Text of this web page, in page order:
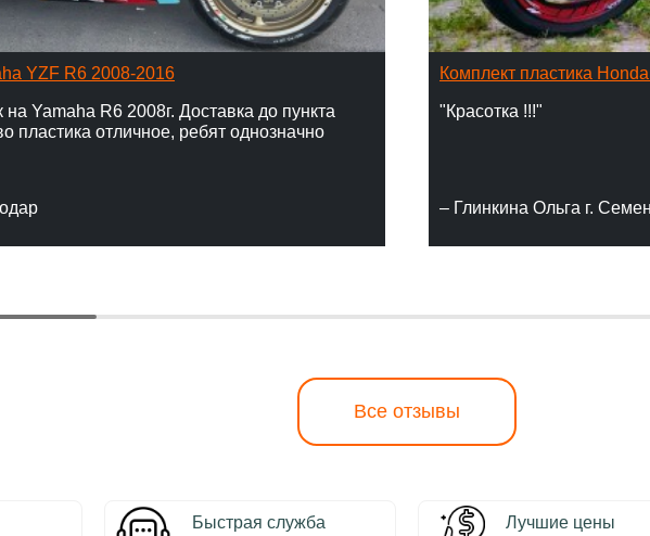
YZF R6 2008-2016
на Yamaha R6 2008г. Доставка до пункта
пластика отличное, ребят однозначно
Комплект пластика
"Красотка !!!"
– Глинкина Ольга г.
Все отзывы
Быстрая служба
Лучшие цены